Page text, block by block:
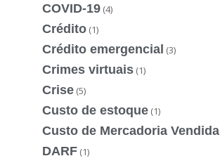
COVID-19 (4)
Crédito (1)
Crédito emergencial (3)
Crimes virtuais (1)
Crise (5)
Custo de estoque (1)
Custo de Mercadoria Vendida
DARF (1)